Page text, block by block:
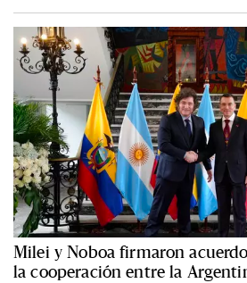
Milei y Noboa firmaron
la cooperación entre la